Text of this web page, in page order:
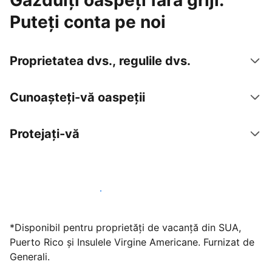
Puteți conta pe noi
Proprietatea dvs., regulile dvs.
Cunoașteți-vă oaspeții
Protejați-vă
Găzduiți oaspeți cu noi chiar astăzi
*Disponibil pentru proprietăți de vacanță din SUA,
Puerto Rico și Insulele Virgine Americane. Furnizat de
Generali.